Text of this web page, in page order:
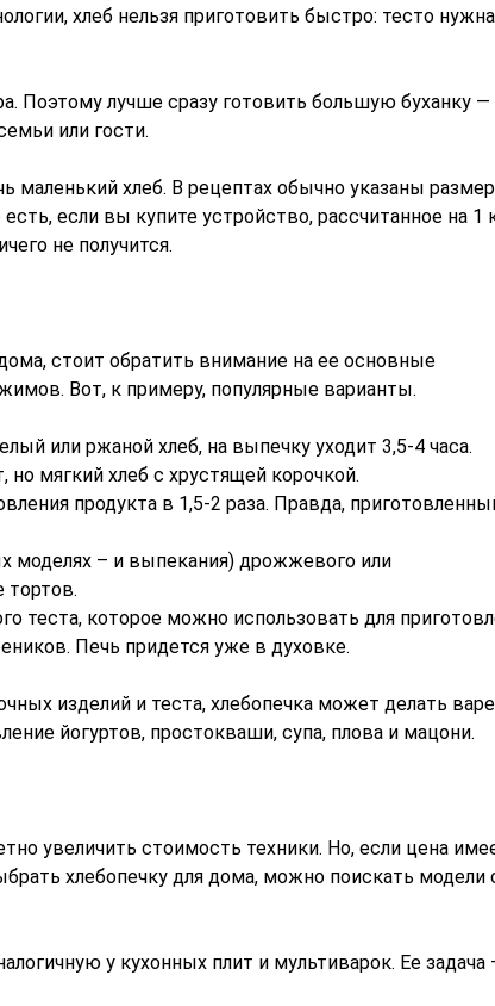
хлеб нельзя приготовить быстро: тесто нужна
Поэтому лучше сразу готовить большую буханку —
или гости.
маленький хлеб. В рецептах обычно указаны
если вы купите устройство, рассчитанное на 1
не получится.
стоит обратить внимание на ее основные
Вот, к примеру, популярные варианты.
или ржаной хлеб, на выпечку уходит 3,5-4 часа.
мягкий хлеб с хрустящей корочкой.
продукта в 1,5-2 раза. Правда,
– и выпекания) дрожжевого или
тортов.
которое можно использовать для
Печь придется уже в духовке.
изделий и теста, хлебопечка может делать
йогуртов, простокваши, супа, плова и мацони.
увеличить стоимость техники. Но, если цена
хлебопечку для дома, можно поискать модели
у кухонных плит и мультиварок. Ее задача